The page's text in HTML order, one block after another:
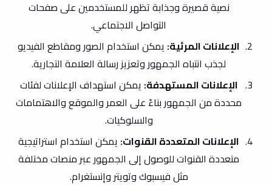
نصية قصيرة وجذابة تظهر للمستخدمين على صفحات
التواصل الاجتماعي.
الإعلانات المرئية: يمكن استخدام الصور ومقاطع الفيديو
لجذب انتباه الجمهور وتعزيز رسالة العلامة التجارية.
الإعلانات المستهدفة: يمكن استهداف الإعلانات لفئات
محددة من الجمهور بناءً على العمر والموقع والاهتمامات
والسلوكيات.
الإعلانات المتعددة القنوات: يمكن استخدام استراتيجية
متعددة القنوات للوصول إلى الجمهور عبر منصات مختلفة
مثل فيسبوك وتويتر وإنستغرام.